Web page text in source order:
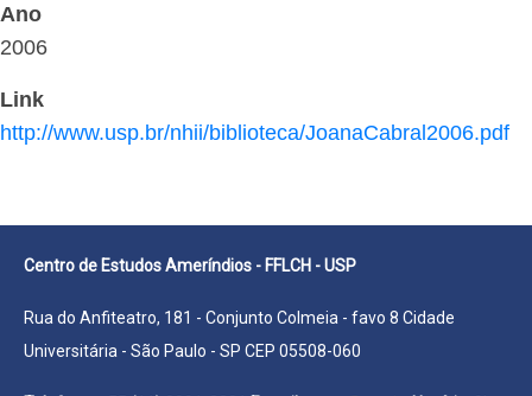
Ano
2006
Link
http://www.usp.br/nhii/biblioteca/JoanaCabral2006.pdf
Centro de Estudos Ameríndios - FFLCH - USP
Rua do Anfiteatro, 181 - Conjunto Colmeia - favo 8 Cidade
Universitária - São Paulo - SP CEP 05508-060